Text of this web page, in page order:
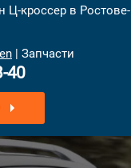
Ц-кроссер в Ростове-
| Запчасти
40